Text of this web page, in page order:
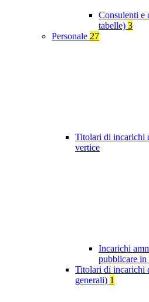
Consulenti e
tabelle) 3
Personale 27
Titolari di incarichi
vertice
Incarichi
pubblicare in
Titolari di incarichi
generali) 1